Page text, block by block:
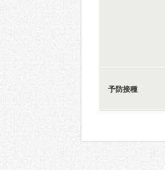
予防接種